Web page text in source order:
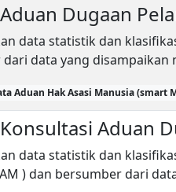
Dugaan
data statistik dan
data yang disampaikan
Aduan Hak Asasi Manusia (smart
Aduan
data statistik dan
) dan bersumber dari